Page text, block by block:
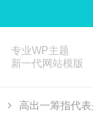
专业WP主题
新一代网站模版
高出一筹指代